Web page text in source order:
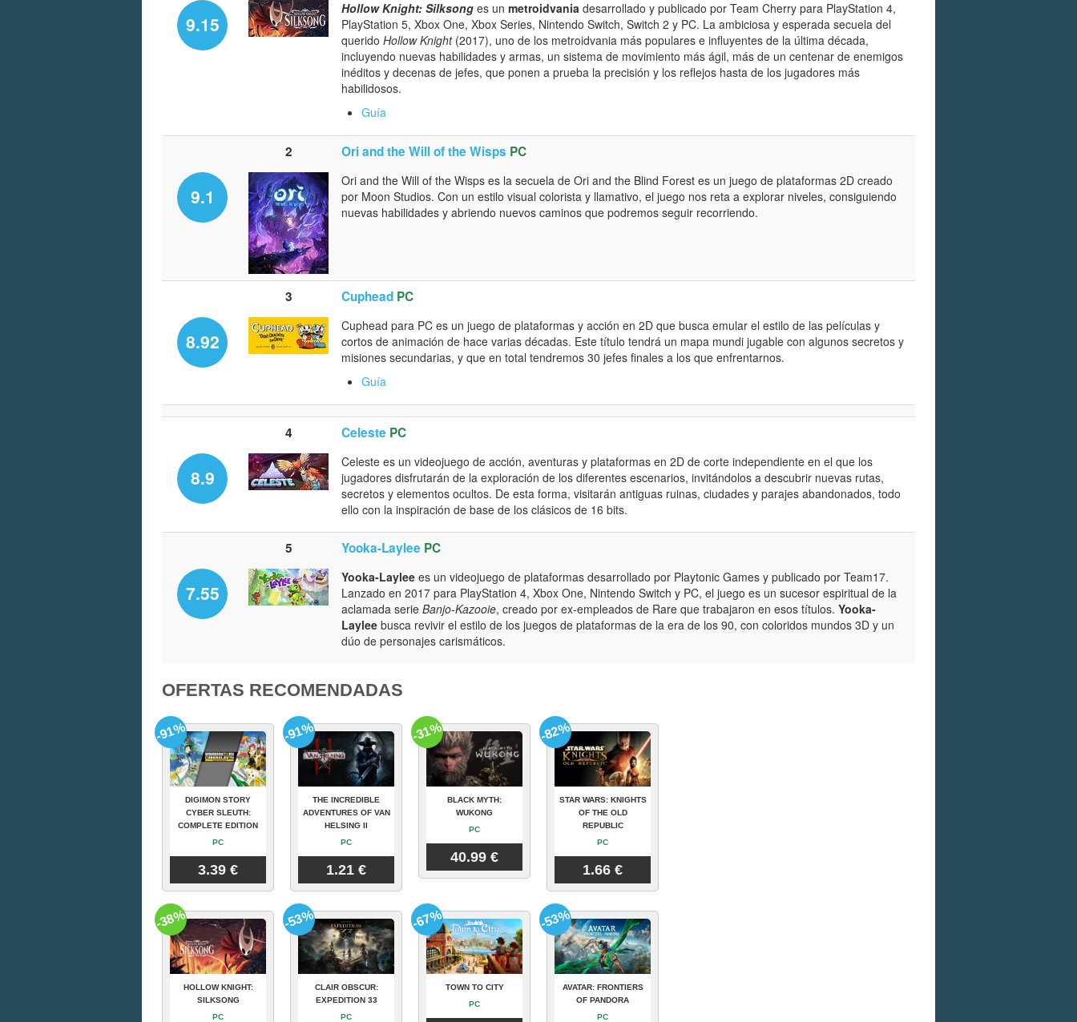
9.15
Hollow Knight: Silksong es un metroidvania desarrollado y publicado por Team Cherry para PlayStation 4,
PlayStation 5, Xbox One, Xbox Series, Nintendo Switch, Switch 2 y PC. La ambiciosa y esperada secuela del
querido Hollow Knight(2017), uno de los metroidvania más populares e influyentes de la última década,
incluyendo nuevas habilidades y armas, un sistema de movimiento más ágil, más de un centenar de enemigos
inéditos y decenas de jefes, que ponen a prueba la precisión y los reflejos hasta de los jugadores más
habilidosos.
Guía
2 Ori and the Will of the Wisps PC
9.1
Ori and the Will of the Wisps es la secuela de Ori and the Blind Forest es un juego de plataformas 2D creado
por Moon Studios. Con un estilo visual colorista y llamativo, el juego nos reta a explorar niveles, consiguiendo
nuevas habilidades y abriendo nuevos caminos que podremos seguir recorriendo.
3 Cuphead PC
8.92
Cuphead para PC es un juego de plataformas y acción en 2D que busca emular el estilo de las películas y
cortos de animación de hace varias décadas. Este título tendrá un mapa mundi jugable con algunos secretos y
misiones secundarias, y que en total tendremos 30 jefes finales a los que enfrentarnos.
Guía
4 Celeste PC
8.9
Celeste es un videojuego de acción, aventuras y plataformas en 2D de corte independiente en el que los
jugadores disfrutarán de la exploración de los diferentes escenarios, invitándolos a descubrir nuevas rutas,
secretos y elementos ocultos. De esta forma, visitarán antiguas ruinas, ciudades y parajes abandonados, todo
ello con la inspiración de base de los clásicos de 16 bits.
5 Yooka-Laylee PC
7.55
Yooka-Laylee es un videojuego de plataformas desarrollado por Playtonic Games y publicado por Team17.
Lanzado en 2017 para PlayStation 4, Xbox One, Nintendo Switch y PC, el juego es un sucesor espiritual de la
aclamada serie Banjo-Kazooie, creado por ex-empleados de Rare que trabajaron en esos títulos. Yooka-
Laylee busca revivir el estilo de los juegos de plataformas de la era de los 90, con coloridos mundos 3D y un
dúo de personajes carismáticos.
OFERTAS RECOMENDADAS
DIGIMON STORY
CYBER SLEUTH:
COMPLETE EDITION
PC
3.39 €
-91%
THE INCREDIBLE
ADVENTURES OF VAN
HELSING II
PC
1.21 €
-91%
BLACK MYTH:
WUKONG
PC
40.99 €
-31%
STAR WARS: KNIGHTS
OF THE OLD
REPUBLIC
PC
1.66 €
-82%
HOLLOW KNIGHT:
SILKSONG
PC
-38%
CLAIR OBSCUR:
EXPEDITION 33
PC
-53%
TOWN TO CITY
PC
-67%
AVATAR: FRONTIERS
OF PANDORA
PC
-53%